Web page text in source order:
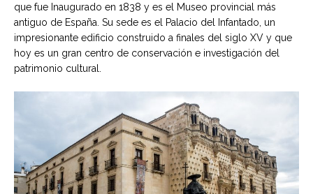
que fue Inaugurado en 1838 y es el Museo provincial más
antiguo de España. Su sede es el Palacio del Infantado, un
impresionante edificio construido a finales del siglo XV y que
hoy es un gran centro de conservación e investigación del
patrimonio cultural.